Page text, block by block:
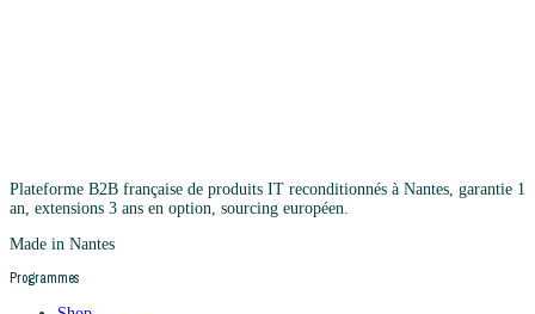
Plateforme B2B française de produits IT reconditionnés à Nantes, garantie 1
an, extensions 3 ans en option, sourcing européen.
Made in Nantes
Programmes